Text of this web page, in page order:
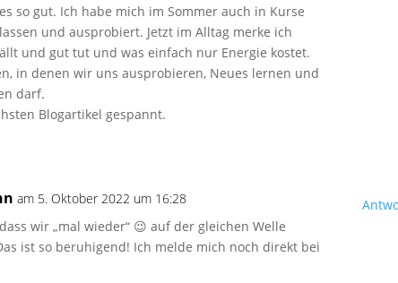
so gut. Ich habe mich im Sommer auch in Kurse
und ausprobiert. Jetzt im Alltag merke ich
und gut tut und was einfach nur Energie kostet.
in denen wir uns ausprobieren, Neues lernen und
darf.
Blogartikel gespannt.
am 5. Oktober 2022 um 16:28
wir „mal wieder“ 😉 auf der gleichen Welle
ist so beruhigend! Ich melde mich noch direkt bei